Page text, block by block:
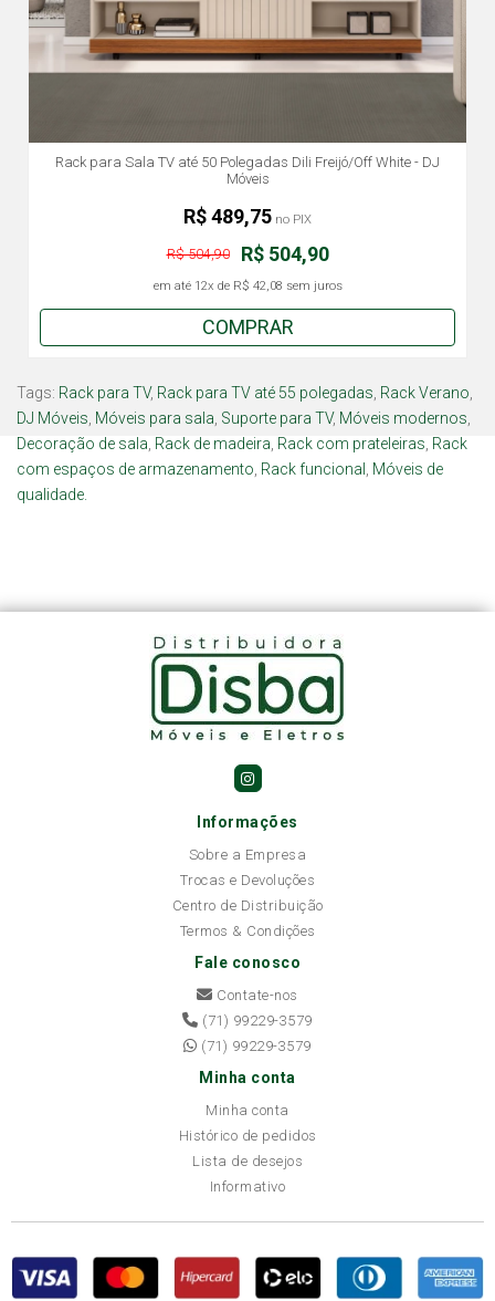
Rack para Sala TV até 50 Polegadas Dili Freijó/Off White - DJ
Móveis
R$ 504,90
R$ 504,90
em até 12x de R$ 42,08 sem juros
R$ 489,75 no PIX
COMPRAR
Tags: Rack para TV, Rack para TV até 55 polegadas Rack Verano
DJ Móveis Móveis para sala Suporte para TV, Móveis modernos
Decoração de sala Rack de madeira Rack com prateleiras Rack
com espaços de armazenamento Rack funcional
Móveis de
qualidade.
Informações
Sobre a Empresa
Trocas e Devoluções
Centro de Distribuição
Termos & Condições
Fale conosco
Contate-nos
(71) 99229-3579
(71) 99229-3579
Minha conta
Minha conta
Histórico de pedidos
Lista de desejos
Informativo